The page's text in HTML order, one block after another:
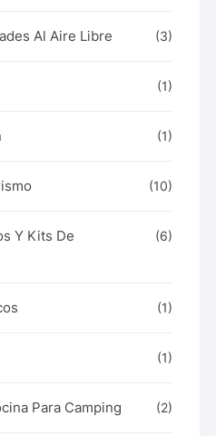
Al Aire Libre (3)
(1)
(1)
(10)
Y Kits De
(6)
(1)
(1)
Para Camping (2)